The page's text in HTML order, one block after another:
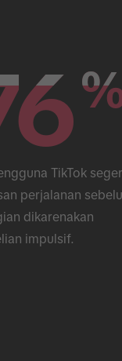
TikTok
perjalanan
dikarenakan
impulsif.